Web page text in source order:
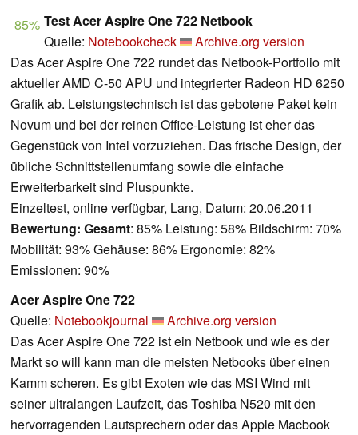
85% Test Acer Aspire One 722 Netbook
Quelle: Notebookcheck
Archive.org version
Das Acer Aspire One 722 rundet das Netbook-Portfolio mit
aktueller AMD C-50 APU und integrierter Radeon HD 6250
Grafik ab. Leistungstechnisch ist das gebotene Paket kein
Novum und bei der reinen Office-Leistung ist eher das
Gegenstück von Intel vorzuziehen. Das frische Design, der
übliche Schnittstellenumfang sowie die einfache
Erweiterbarkeit sind Pluspunkte.
Einzeltest, online verfügbar, Lang, Datum: 20.06.2011
Bewertung: Gesamt: 85% Leistung: 58% Bildschirm: 70%
Mobilität: 93% Gehäuse: 86% Ergonomie: 82%
Emissionen: 90%
Acer Aspire One 722
Quelle: Notebookjournal
Archive.org version
Das Acer Aspire One 722 ist ein Netbook und wie es der
Markt so will kann man die meisten Netbooks über einen
Kamm scheren. Es gibt Exoten wie das MSI Wind mit
seiner ultralangen Laufzeit, das Toshiba N520 mit den
hervorragenden Lautsprechern oder das Apple Macbook